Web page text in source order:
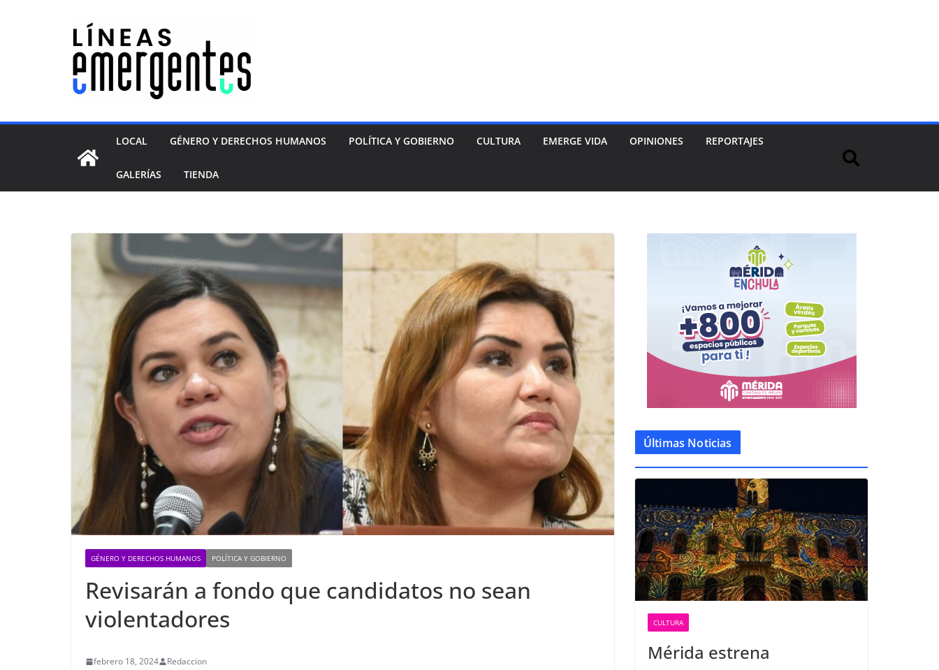
LOCAL GÉNERO Y DERECHOS HUMANOS POLÍTICA Y GOBIERNO CULTURA EMERGE VIDA OPINIONES REPORTAJES
GALERÍAS TIENDA
GÉNERO Y DERECHOS HUMANOS POLÍTICA Y GOBIERNO
Revisarán a fondo que candidatos no sean
violentadores
febrero 18, 2024 Redaccion
Últimas Noticias
CULTURA
Mérida estrena